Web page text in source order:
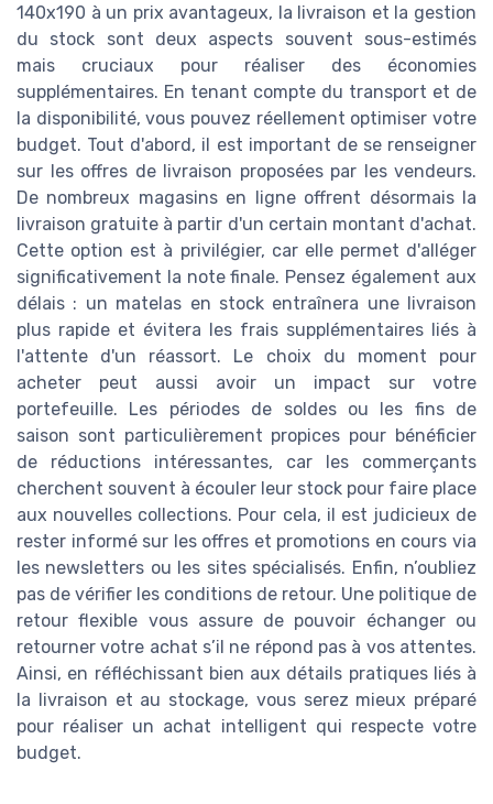
140x190 à un prix avantageux, la livraison et la gestion
du stock sont deux aspects souvent sous-estimés
mais cruciaux pour réaliser des économies
supplémentaires. En tenant compte du transport et de
la disponibilité, vous pouvez réellement optimiser votre
budget. Tout d'abord, il est important de se renseigner
sur les offres de livraison proposées par les vendeurs.
De nombreux magasins en ligne offrent désormais la
livraison gratuite à partir d'un certain montant d'achat.
Cette option est à privilégier, car elle permet d'alléger
significativement la note finale. Pensez également aux
délais : un matelas en stock entraînera une livraison
plus rapide et évitera les frais supplémentaires liés à
l'attente d'un réassort. Le choix du moment pour
acheter peut aussi avoir un impact sur votre
portefeuille. Les périodes de soldes ou les fins de
saison sont particulièrement propices pour bénéficier
de réductions intéressantes, car les commerçants
cherchent souvent à écouler leur stock pour faire place
aux nouvelles collections. Pour cela, il est judicieux de
rester informé sur les offres et promotions en cours via
les newsletters ou les sites spécialisés. Enfin, n’oubliez
pas de vérifier les conditions de retour. Une politique de
retour flexible vous assure de pouvoir échanger ou
retourner votre achat s’il ne répond pas à vos attentes.
Ainsi, en réfléchissant bien aux détails pratiques liés à
la livraison et au stockage, vous serez mieux préparé
pour réaliser un achat intelligent qui respecte votre
budget.